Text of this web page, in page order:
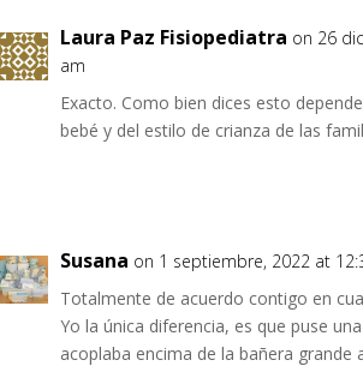
Laura Paz Fisiopediatra on 26
am
Exacto. Como bien dices esto
bebé y del estilo de crianza de las
Susana on 1 septiembre, 2022 at
Totalmente de acuerdo contigo en
Yo la única diferencia, es que puse
acoplaba encima de la bañera grande